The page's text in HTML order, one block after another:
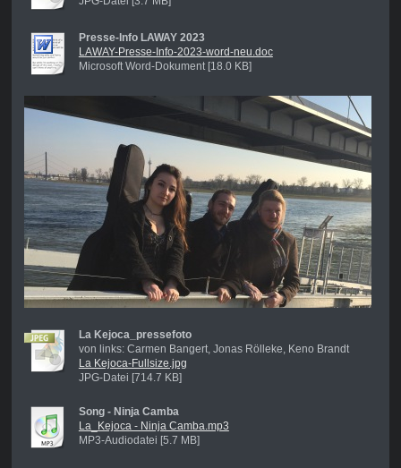
Presse-Info LAWAY 2023
LAWAY-Presse-Info-2023-word-neu.doc
Microsoft Word-Dokument [18.0 KB]
La Kejoca_pressefoto
von links: Carmen Bangert, Jonas Rölleke, Keno Brandt
La Kejoca-Fullsize.jpg
JPG-Datei [714.7 KB]
Song - Ninja Camba
La_Kejoca - Ninja Camba.mp3
MP3-Audiodatei [5.7 MB]